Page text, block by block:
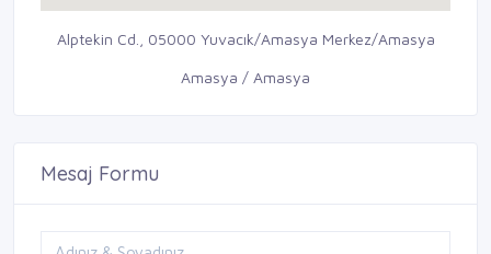
Alptekin Cd., 05000 Yuvacık/Amasya Merkez/Amasya
Amasya / Amasya
Mesaj Formu